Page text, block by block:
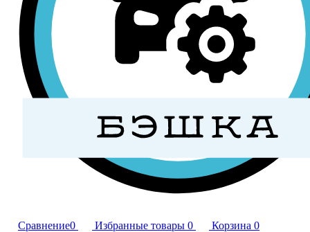
Сравнение0 Избранные товары 0 Корзина 0